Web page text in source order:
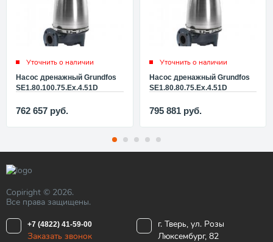
Уточнить о наличии
Насос дренажный Grundfos
SE1.80.100.75.Ex.4.51D
762 657 руб.
Уточнить о наличии
Насос дренажный Grundfos
SE1.80.80.75.Ex.4.51D
795 881 руб.
Copiright © 2026.
Все права защищены.
+7 (4822) 41-59-00
Заказать звонок
г. Тверь, ул. Розы
Люксембург, 82